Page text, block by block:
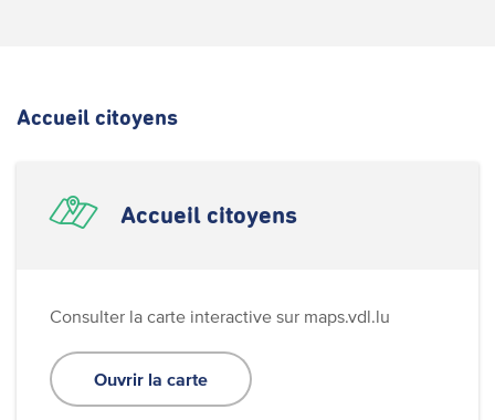
Accueil citoyens
Accueil citoyens
Consulter la carte interactive sur maps.vdl.lu
Ouvrir la carte